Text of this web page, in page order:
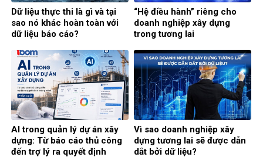
Dữ liệu thực thi là gì và tại
sao nó khác hoàn toàn với
dữ liệu báo cáo?
“Hệ điều hành” riêng cho
doanh nghiệp xây dựng
trong tương lai
AI trong quản lý dự án xây
dựng: Từ báo cáo thủ công
đến trợ lý ra quyết định
Vì sao doanh nghiệp xây
dựng tương lai sẽ được dẫn
dắt bởi dữ liệu?